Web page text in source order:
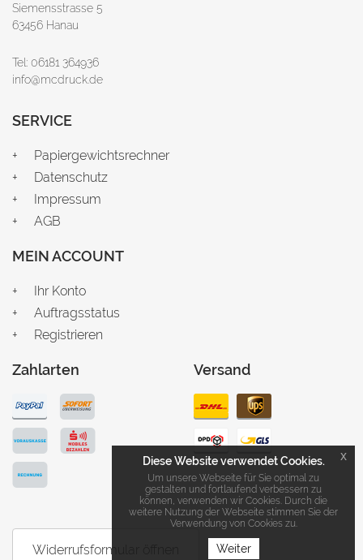
Siemensstrasse 5
63456 Hanau
Tel: 06181 364936
info@mcdruck.de
SERVICE
Papiergewichtsrechner
Datenschutz
Impressum
AGB
MEIN ACCOUNT
Ihr Konto
Auftragsstatus
Registrieren
Zahlarten Versand
Widerrufsformular öffnen
Diese Website verwendet Cookies.
Um unsere Webseite für Sie optimal zu
gestalten und fortlaufend verbessern zu
können, verwenden wir Cookies. Durch die
weitere Nutzung der Webseite stimmen Sie der
Verwendung von Cookies zu.
Weiter
x